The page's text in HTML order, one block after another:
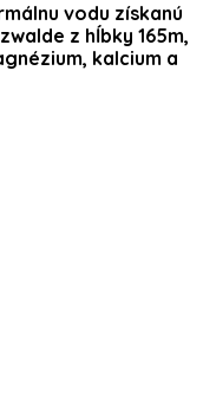
vodu získanú
z hĺbky 165m,
kalcium a